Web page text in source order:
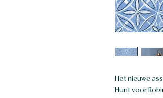
Het nieuwe
Hunt voor